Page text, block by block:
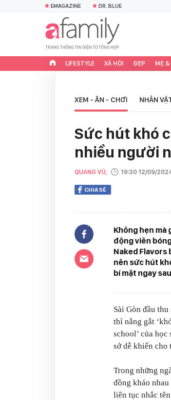
EMAGAZINE DR. BLUE
LIFESTYLE XÃ HỘI ĐẸP MẸ &
XEM - ĂN - CHƠI NHÂN
Sức hút khó
nhiều người
QUANG VŨ, 19:30 12/09/
CHIA SẺ
Không hẹn mà
động viên
Naked Flavors
nên sức hút
bí mật ngay
Sài Gòn đầu
thì nắng gắt
school’ của
sở dễ khiến cho
Trong những
đồng kháo
liên tục nhắc